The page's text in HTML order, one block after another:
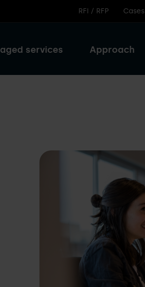
RFI / RFP Cases
services Approach